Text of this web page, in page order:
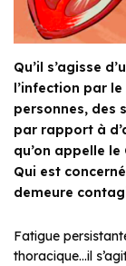
Qu’il s’agisse
l’infection par
personnes, des
par rapport à
qu’on appelle
Qui est
demeure
Fatigue
thoracique…il